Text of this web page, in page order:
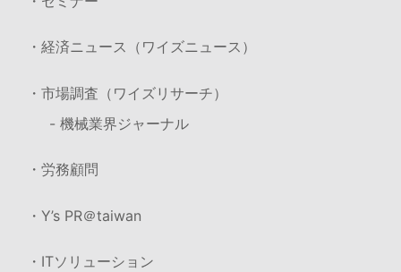
・経済ニュース（ワイズニュース）
・市場調査（ワイズリサーチ）
- 機械業界ジャーナル
・労務顧問
・Y’s PR＠taiwan
・ITソリューション